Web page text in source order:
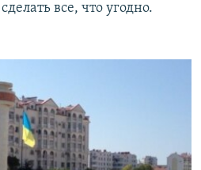
все, что угодно.